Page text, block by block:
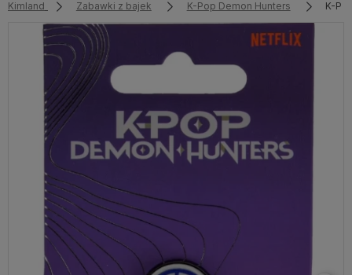
Kimland Zabawki z bajek K-Pop Demon Hunters K-